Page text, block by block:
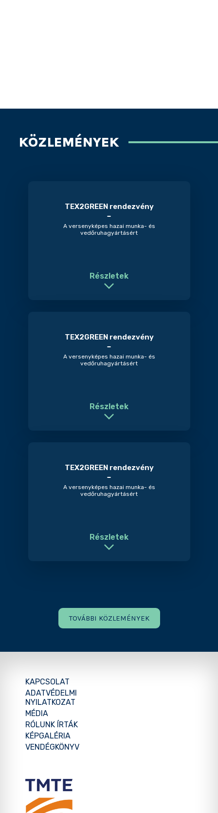
KÖZLEMÉNYEK
TEX2GREEN rendezvény
A versenyképes hazai munka- és
vedőruhagyártásért
Részletek
TEX2GREEN rendezvény
A versenyképes hazai munka- és
vedőruhagyártásért
Részletek
TEX2GREEN rendezvény
A versenyképes hazai munka- és
vedőruhagyártásért
Részletek
TOVÁBBI KÖZLEMÉNYEK
KAPCSOLAT
ADATVÉDELMI
NYILATKOZAT
MÉDIA
RÓLUNK ÍRTÁK
KÉPGALÉRIA
VENDÉGKÖNYV